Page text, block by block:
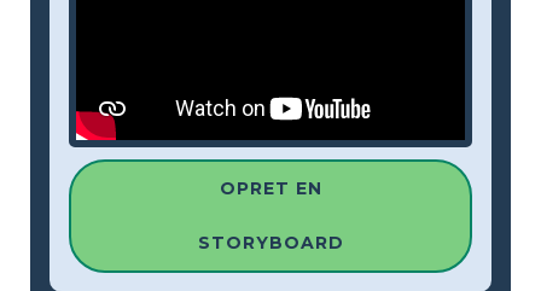
OPRET EN
STORYBOARD